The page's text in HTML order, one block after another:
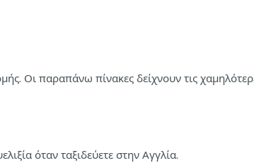
Οι παραπάνω πίνακες δείχνουν τις
όταν ταξιδεύετε στην Αγγλία.